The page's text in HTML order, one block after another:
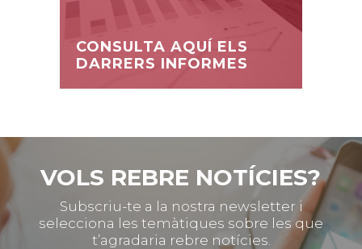
CONSULTA AQUÍ ELS
DARRERS INFORMES
VOLS REBRE NOTÍCIES?
Subscriu-te a la nostra newsletter i
selecciona les temàtiques sobre les que
t’agradaria rebre notícies.